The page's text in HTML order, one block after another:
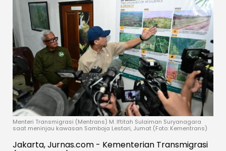
Menteri Transmigrasi (Mentrans) M. Iftitah Sulaiman Suryanagara
saat meninjau kawasan Samboja Lestari, Jumat (Foto: Kementrans)
Jakarta, Jurnas.com - Kementerian Transmigrasi